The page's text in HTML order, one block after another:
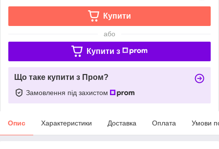
Купити
або
Купити з
Що таке купити з Пром?
Замовлення під захистом
Опис Характеристики Доставка Оплата Умови